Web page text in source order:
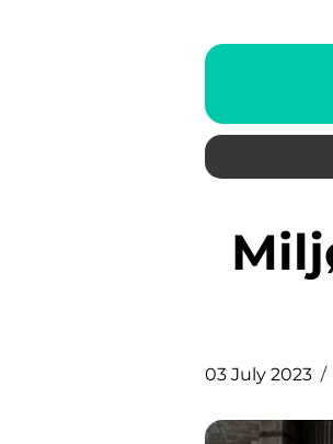
Miljøsanering – vejledning til
03 July 2023